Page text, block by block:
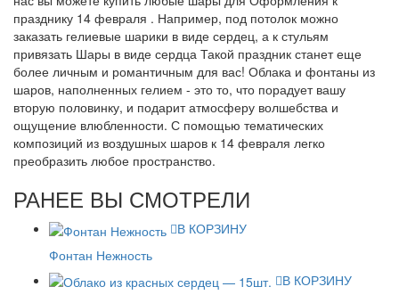
празднику 14 февраля . Например, под потолок можно
заказать гелиевые шарики в виде сердец, а к стульям
привязать Шары в виде сердца Такой праздник станет еще
более личным и романтичным для вас! Облака и фонтаны из
шаров, наполненных гелием - это то, что порадует вашу
вторую половинку, и подарит атмосферу волшебства и
ощущение влюбленности. С помощью тематических
композиций из воздушных шаров к 14 февраля легко
преобразить любое пространство.
РАНЕЕ ВЫ СМОТРЕЛИ
В КОРЗИНУ
Фонтан Нежность
В КОРЗИНУ